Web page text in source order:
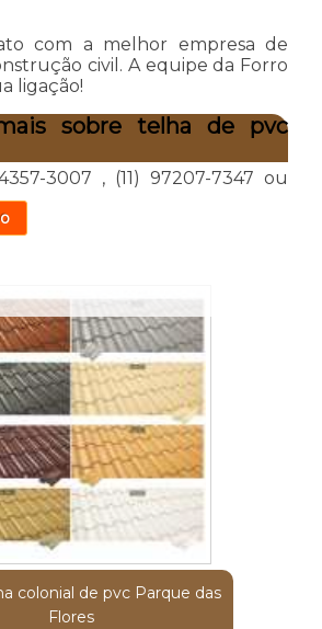
com a melhor empresa de
civil. A equipe da Forro
ligação!
sobre telha de pvc
3007 , (11) 97207-7347 ou
colonial de pvc Parque das
Flores